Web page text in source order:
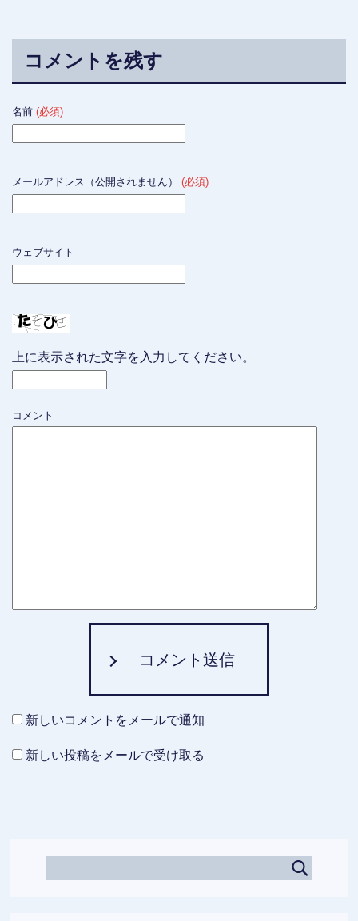
コメントを残す
名前 (必須)
メールアドレス（公開されません） (必須)
ウェブサイト
上に表示された文字を入力してください。
コメント
コメント送信
新しいコメントをメールで通知
新しい投稿をメールで受け取る